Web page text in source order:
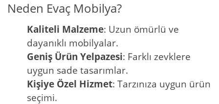
Neden Evaç Mobilya?
Kaliteli Malzeme: Uzun ömürlü ve
dayanıklı mobilyalar.
Geniş Ürün Yelpazesi: Farklı zevklere
uygun sade tasarımlar.
Kişiye Özel Hizmet: Tarzınıza uygun ürün
seçimi.